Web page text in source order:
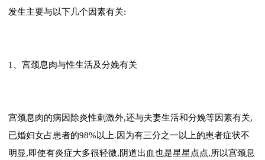
发生主要与以下几个因素有关:
1、宫颈息肉与性生活及分娩有关
宫颈息肉的病因除炎性刺激外,还与夫妻生活和分娩等因素有关,
已婚妇女占患者的98%以上.因为有三分之一以上的患者症状不
明显,即使有炎症大多很轻微,阴道出血也是星星点点,所以宫颈息